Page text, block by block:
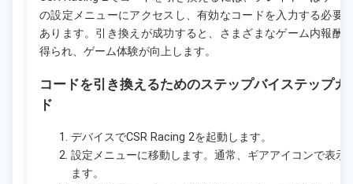
の設定メニューにアクセスし、有効なコードを入力する必要
あります。引き換えが成功すると、さまざまなゲーム内報酬
得られ、ゲーム体験が向上します。
コードを引き換えるためのステップバイステップガ
ド
デバイスでCSR Racing 2を起動します。
設定メニューに移動します。通常、ギアアイコンで表示
ます。